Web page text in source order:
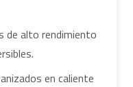
de alto rendimiento
en caliente